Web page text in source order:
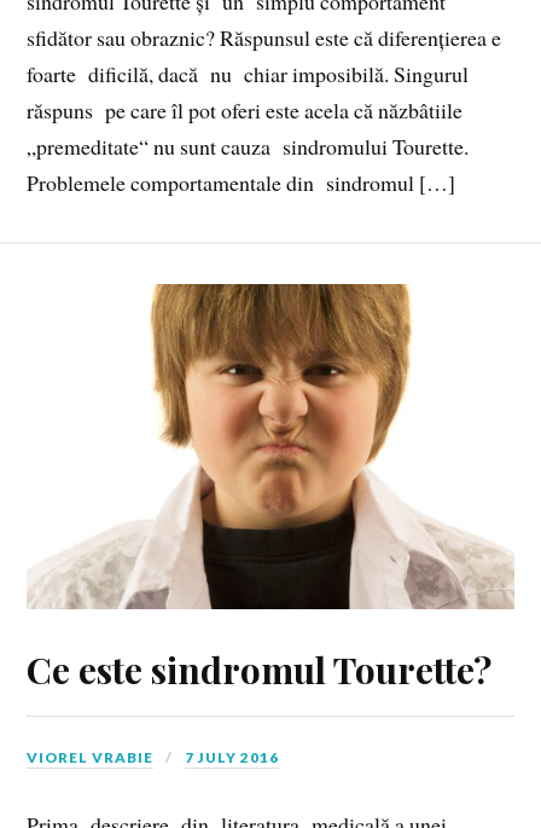
sfidător sau obraznic? Răspunsul este că diferențierea e
foarte dificilă, dacă nu chiar imposibilă. Singurul
răspuns pe care îl pot oferi este acela că năzbâtiile
„premeditate“ nu sunt cauza sindromului Tourette.
Problemele comportamentale din sindromul […]
Ce este sindromul Tourette?
VIOREL VRABIE 7 JULY 2016